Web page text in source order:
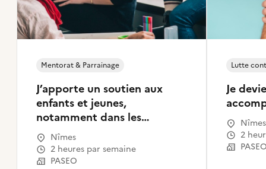
J’apporte un soutien aux
enfants et jeunes,
notamment dans les
quartiers populaires, les
zones rurales et territoires
fragiles
Mentorat & Parrainage
Nîmes
2 heures par semaine
PASEO
Je
Lutte
Nîmes
2